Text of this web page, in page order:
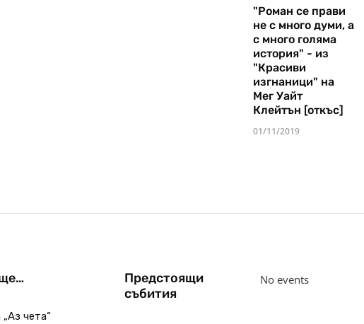
"Роман се прави
не с много думи, а
с много голяма
история" - из
"Красиви
изгнаници" на
Мег Уайт
Клейтън [откъс]
01/11/2019
„Аз чета“
Предстоящи
събития
No events